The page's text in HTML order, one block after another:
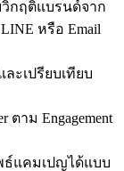
วิกฤติแบรนด์จาก
หรือ Email
ละเปรียบเทียบ
ตาม Engagement
ธ์แคมเปญได้แบบ